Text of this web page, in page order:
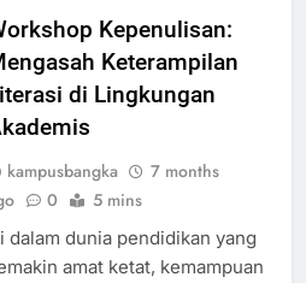
Kepenulisan:
Keterampilan
di Lingkungan
kampusbangka
7 months
0 5 mins
dalam dunia pendidikan yang
amat ketat, kemampuan